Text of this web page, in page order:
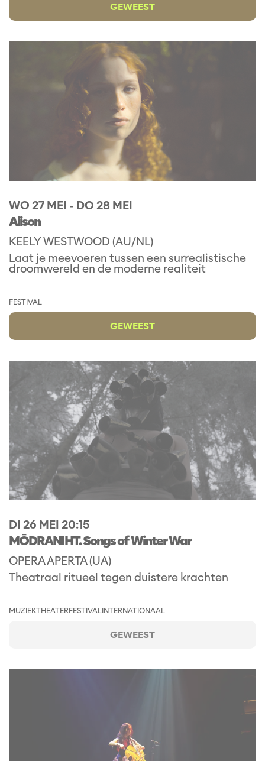
GEWEEST
Alison
KEELY WESTWOOD (AU/NL)
WO 27 MEI - DO 28 MEI
Laat je meevoeren tussen een surrealistische
droomwereld en de moderne realiteit
FESTIVAL
GEWEEST
MŌDRANIHT. Songs of Winter War
OPERA APERTA (UA)
DI 26 MEI 20:15
Theatraal ritueel tegen duistere krachten
MUZIEKTHEATERFESTIVALINTERNATIONAAL
GEWEEST